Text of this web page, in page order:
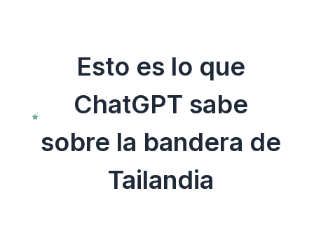
Esto es lo que
ChatGPT sabe
sobre la bandera de
Tailandia